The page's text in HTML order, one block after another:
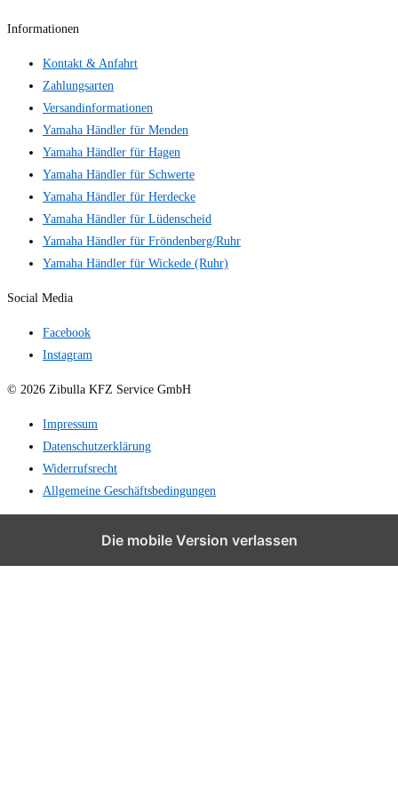
Informationen
Kontakt & Anfahrt
Zahlungsarten
Versandinformationen
Yamaha Händler für Menden
Yamaha Händler für Hagen
Yamaha Händler für Schwerte
Yamaha Händler für Herdecke
Yamaha Händler für Lüdenscheid
Yamaha Händler für Fröndenberg/Ruhr
Yamaha Händler für Wickede (Ruhr)
Social Media
Facebook
Instagram
© 2026 Zibulla KFZ Service GmbH
Impressum
Datenschutzerklärung
Widerrufsrecht
Allgemeine Geschäftsbedingungen
Die mobile Version verlassen